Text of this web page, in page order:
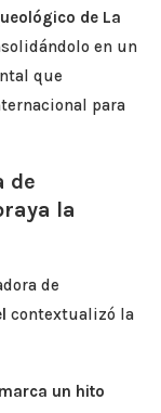
de La
en un
que
para
de
la
de
contextualizó la
un hito